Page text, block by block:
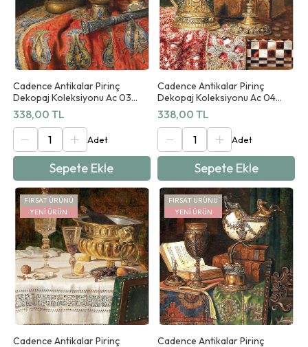
Cadence Antikalar Pirinç
Dekopaj Koleksiyonu Ac 03
90x125cm
338,00 TL
Sepete Ekle
Cadence Antikalar Pirinç
Dekopaj Koleksiyonu Ac 04
90x125cm
338,00 TL
Sepete Ekle
Cadence Antikalar Pirinç
YENI ÜRÜN
FIRSAT ÜRÜNÜ
Cadence Antikalar Pirinç
YENI ÜRÜN
FIRSAT ÜRÜNÜ